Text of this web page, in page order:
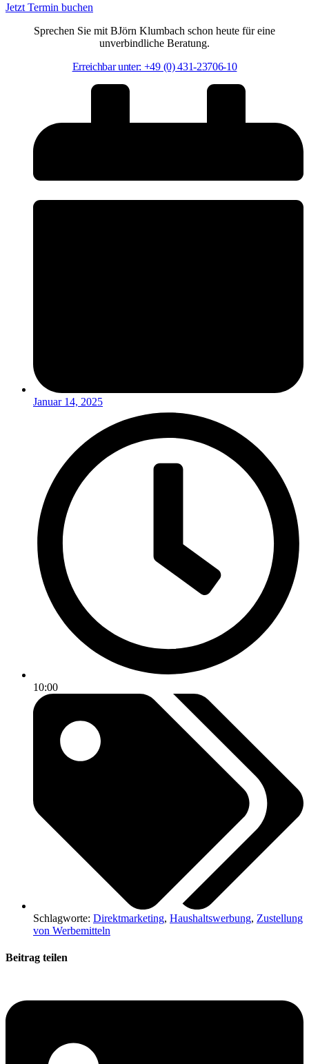
Jetzt Termin buchen
Sprechen Sie mit BJörn Klumbach schon heute für eine
unverbindliche Beratung.
Erreichbar unter: +49 (0) 431-23706-10
Januar 14, 2025
10:00
Schlagworte: Direktmarketing, Haushaltswerbung, Zustellung
von Werbemitteln
Beitrag teilen